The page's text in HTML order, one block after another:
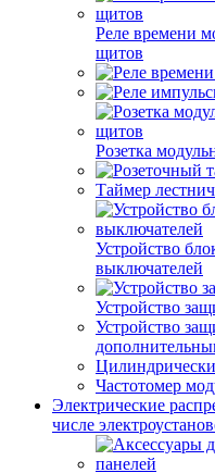
Реле времени
щитов
Розетка
Таймер
Устройство
выключателей
Устройство
Устройство
Частотомер
Электрические
числе